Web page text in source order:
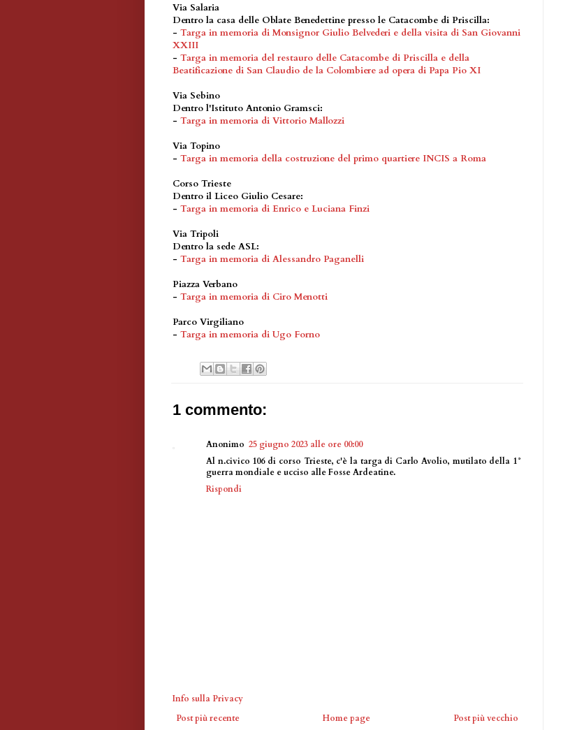
Via Salaria
Dentro la casa delle Oblate Benedettine presso le Catacombe di Priscilla:
- Targa in memoria di Monsignor Giulio Belvederi e della visita di San Giovanni
XXIII
- Targa in memoria del restauro delle Catacombe di Priscilla e della
Beatificazione di San Claudio de la Colombiere ad opera di Papa Pio XI
Via Sebino
Dentro l'Istituto Antonio Gramsci:
- Targa in memoria di Vittorio Mallozzi
Via Topino
- Targa in memoria della costruzione del primo quartiere INCIS a Roma
Corso Trieste
Dentro il Liceo Giulio Cesare:
- Targa in memoria di Enrico e Luciana Finzi
Via Tripoli
Dentro la sede ASL:
- Targa in memoria di Alessandro Paganelli
Piazza Verbano
- Targa in memoria di Ciro Menotti
Parco Virgiliano
- Targa in memoria di Ugo Forno
1 commento:
Anonimo 25 giugno 2023 alle ore 00:00
Al n.civico 106 di corso Trieste, c'è la targa di Carlo Avolio, mutilato della 1°
guerra mondiale e ucciso alle Fosse Ardeatine.
Rispondi
Info sulla Privacy
Post più recente
Post più vecchio
Home page